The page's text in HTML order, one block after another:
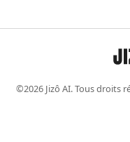
©2026 Jizô AI. Tous droits